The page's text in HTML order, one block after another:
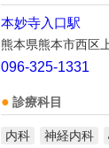
本妙寺入口駅
熊本県熊本市西区
096-325-1331
診療科目
内科 神経内科